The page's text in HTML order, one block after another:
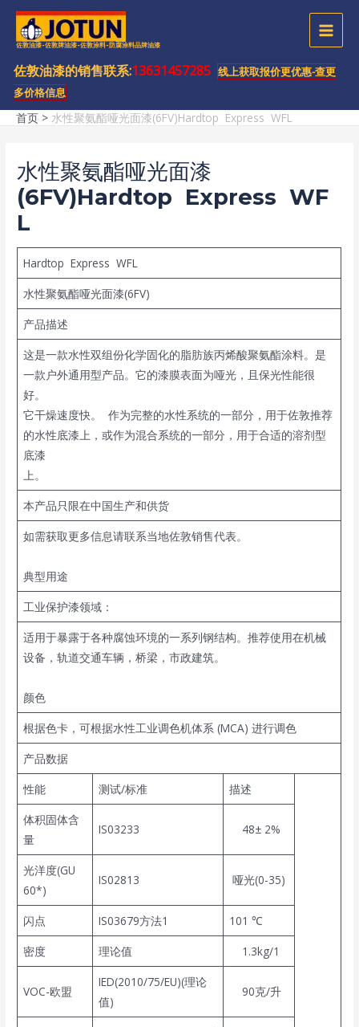
佐敦油漆-佐敦牌油漆-佐敦涂料-防腐涂料品牌油漆
佐敦油漆的销售联系:13631457285 线上获取报价更优惠-查更
多价格信息
首页 水性聚氨酯哑光面漆(6FV)Hardtop Express WFL
水性聚氨酯哑光面漆
(6FV)Hardtop Express WF
L
Hardtop Express WFL
水性聚氨酯哑光面漆(6FV)
产品描述
这是一款水性双组份化学固化的脂肪族丙烯酸聚氨酯涂料。是
一款户外通用型产品。它的漆膜表面为哑光，且保光性能很
好。
它干燥速度快。 作为完整的水性系统的一部分，用于佐敦推荐
的水性底漆上，或作为混合系统的一部分，用于合适的溶剂型
底漆
上。
本产品只限在中国生产和供货
如需获取更多信息请联系当地佐敦销售代表。
典型用途
工业保护漆领域：
适用于暴露于各种腐蚀环境的一系列钢结构。推荐使用在机械
设备，轨道交通车辆，桥梁，市政建筑。
颜色
根据色卡，可根据水性工业调色机体系 (MCA) 进行调色
产品数据
性能
测试/标准
描述
体积固体含
量
IS03233 48± 2%
光洋度(GU
60*)
IS02813 哑光(0-35)
闪点 IS03679方法1
101 ℃
密度
理论值 1.3kg/1
VOC-欧盟
IED(2010/75/EU)(理论
值)
90克/升